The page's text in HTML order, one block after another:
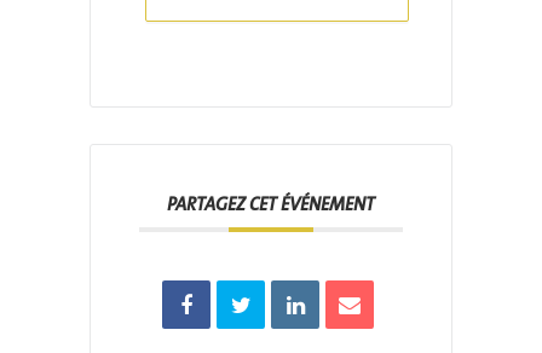
PARTAGEZ CET ÉVÉNEMENT